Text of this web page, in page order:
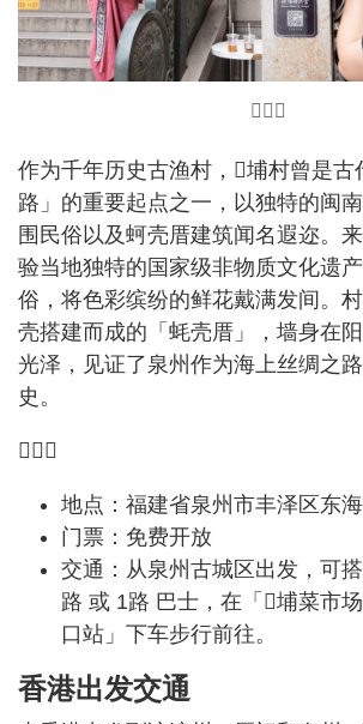
𫊻埔村
作为千年历史古渔村，𫊻埔村曾是古
路」的重要起点之一，以独特的闽
围民俗以及蚵壳厝建筑闻名遐迩。
验当地独特的国家级非物质文化遗
俗，将色彩缤纷的鲜花戴满发间。
壳搭建而成的「蚝壳厝」，墙身在
光泽，见证了泉州作为海上丝绸之
史。
𫊻埔村
地点：福建省泉州市丰泽区东
门票：免费开放
交通：从泉州古城区出发，可
路 或 1路 巴士，在「𫊻埔菜市
口站」下车步行前往。
香港出发交通